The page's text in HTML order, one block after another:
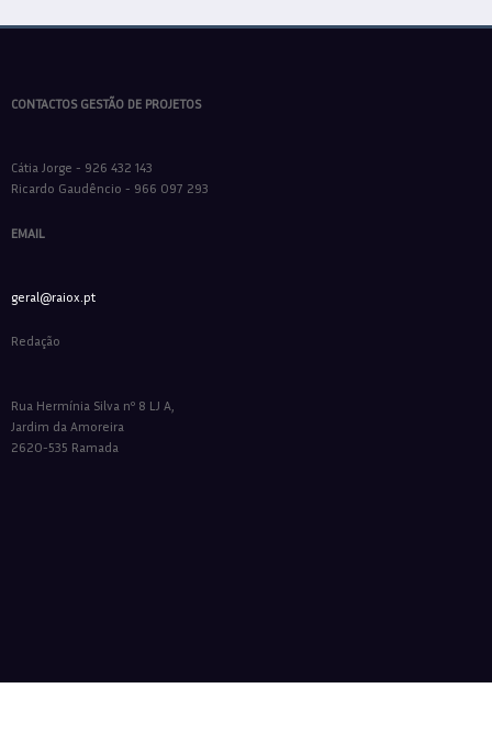
CONTACTOS GESTÃO DE PROJETOS
Cátia Jorge - 926 432 143
Ricardo Gaudêncio - 966 097 293
EMAIL
geral@raiox.pt
Redação
Rua Hermínia Silva nº 8 LJ A,
Jardim da Amoreira
2620-535 Ramada